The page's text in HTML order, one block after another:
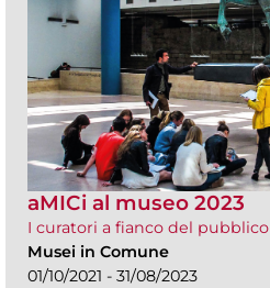
aMICi al museo 2023
I curatori a fianco del pubblico
Musei in Comune
01/10/2021 - 31/08/2023